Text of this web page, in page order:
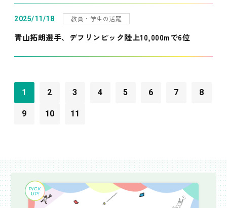
2025/11/18 教員・学生の活躍
青山拓朗選手、デフリンピック陸上10,000mで6位
1 2 3 4 5 6 7 8
9 10 11